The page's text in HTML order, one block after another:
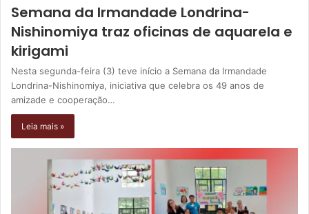
Semana da Irmandade Londrina-
Nishinomiya traz oficinas de aquarela e
kirigami
Nesta segunda-feira (3) teve início a Semana da Irmandade
Londrina-Nishinomiya, iniciativa que celebra os 49 anos de
amizade e cooperação…
Leia mais »